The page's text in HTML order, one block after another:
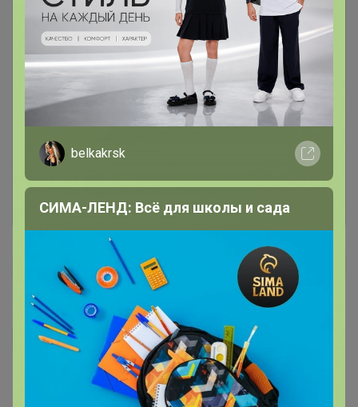
Чтобы написать комментарий необходимо
авторизоваться на сайте!
Это займет меньше минуты
Войти Зарегистрироваться
Olesya0880
belkakrsk
СИМА-ЛЕНД: Всё для школы и сада